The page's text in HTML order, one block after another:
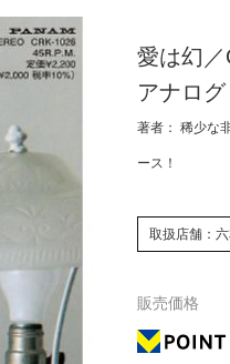
ト
代官
屋書
愛は幻
アナロ
著者： 稀少な
ース！
取扱店舗：
販売価格